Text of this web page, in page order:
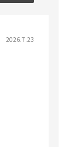
2026.7.23